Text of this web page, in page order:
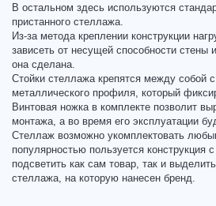
В остальном здесь используются
пристанного стеллажа.
Из-за метода креплении конструкции
зависеть от несущей способности стены
она сделана.
Стойки стеллажа крепятся между собой
металлического профиля, который
Винтовая ножка в комплекте позволит
монтажа, а во время его эксплуатации
Стеллаж возможно укомплектовать
популярностью пользуется конструкция
подсветить как сам товар, так и
стеллажа, на которую нанесен бренд.